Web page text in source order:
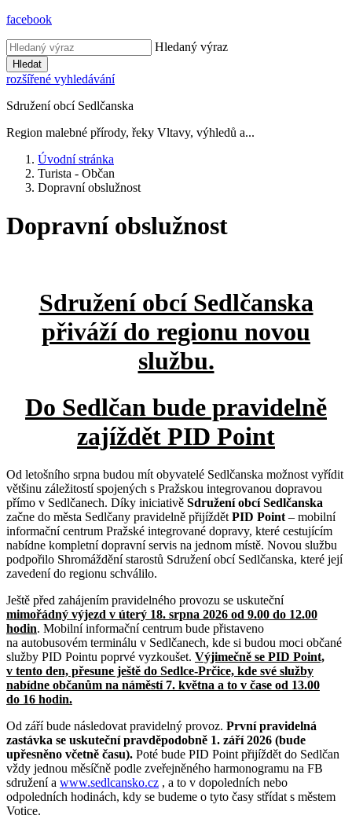
facebook
Hledaný výraz
Hledat
rozšířené vyhledávání
Sdružení obcí Sedlčanska
Region malebné přírody, řeky Vltavy, výhledů a...
Úvodní stránka
Turista - Občan
Dopravní obslužnost
Dopravní obslužnost
Sdružení obcí Sedlčanska
přiváží do regionu novou
službu.
Do Sedlčan bude pravidelně
zajíždět PID Point
Od letošního srpna budou mít obyvatelé Sedlčanska možnost vyřídit
většinu záležitostí spojených s Pražskou integrovanou dopravou
přímo v Sedlčanech. Díky iniciativě Sdružení obcí Sedlčanska
začne do města Sedlčany pravidelně přijíždět PID Point – mobilní
informační centrum Pražské integrované dopravy, které cestujícím
nabídne kompletní dopravní servis na jednom místě. Novou službu
podpořilo Shromáždění starostů Sdružení obcí Sedlčanska, které její
zavedení do regionu schválilo.
Ještě před zahájením pravidelného provozu se uskuteční
mimořádný výjezd v úterý 18. srpna 2026 od 9.00 do 12.00
hodin. Mobilní informační centrum bude přistaveno
na autobusovém terminálu v Sedlčanech, kde si budou moci občané
služby PID Pointu poprvé vyzkoušet. Výjimečně se PID Point,
v tento den, přesune ještě do Sedlce-Prčice, kde své služby
nabídne občanům na náměstí 7. května a to v čase od 13.00
do 16 hodin.
Od září bude následovat pravidelný provoz. První pravidelná
zastávka se uskuteční pravděpodobně 1. září 2026 (bude
upřesněno včetně času). Poté bude PID Point přijíždět do Sedlčan
vždy jednou měsíčně podle zveřejněného harmonogramu na FB
sdružení a www.sedlcansko.cz , a to v dopoledních nebo
odpoledních hodinách, kdy se budeme o tyto časy střídat s městem
Votice.